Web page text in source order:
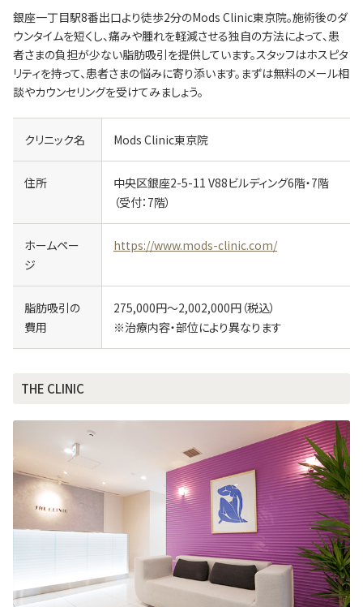
銀座一丁目駅8番出口より徒歩2分のMods Clinic東京院。施術後のダ
ウンタイムを短くし、痛みや腫れを軽減させる独自の方法によって、患
者さまの負担が少ない脂肪吸引を提供しています。スタッフはホスピタ
リティを持って、患者さまの悩みに寄り添います。まずは無料のメール相
談やカウンセリングを受けてみましょう。
クリニック名 Mods Clinic東京院
住所
中央区銀座2-5-11 V88ビルディング6階・7階
（受付：7階）
ホームペー
ジ
https://www.mods-clinic.com/
脂肪吸引の
費用
275,000円～2,002,000円（税込）
※治療内容・部位により異なります
THE CLINIC